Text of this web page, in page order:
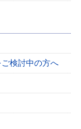
検討中の方へ